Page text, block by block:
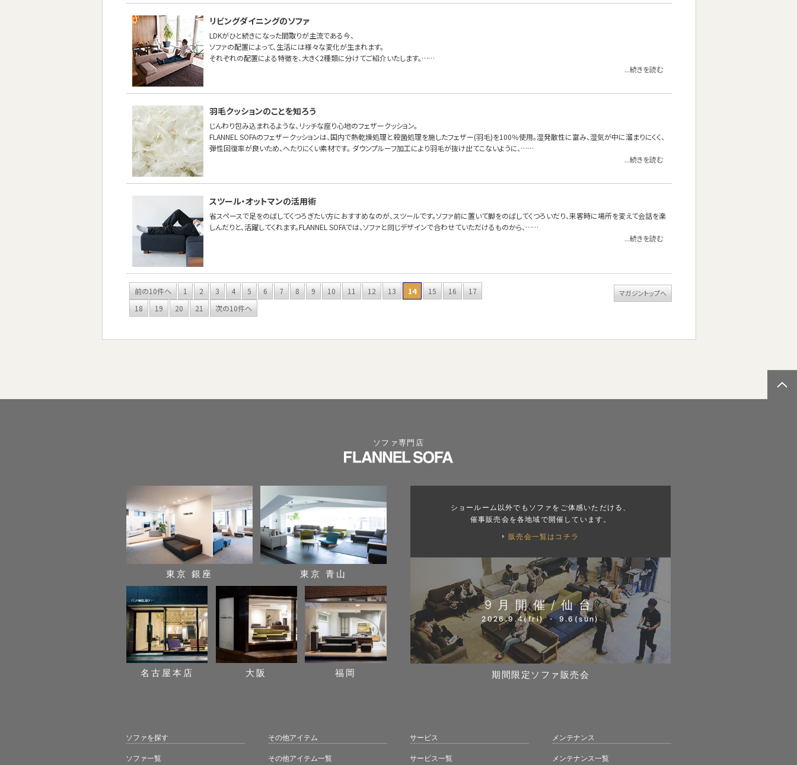
リビングダイニングのソファ
LDKがひと続きになった間取りが主流である今、
ソファの配置によって、生活には様々な変化が生まれます。
それぞれの配置による特徴を、大きく2種類に分けてご紹介いたします。……
...続きを読む
羽毛クッションのことを知ろう
じんわり包み込まれるような、リッチな座り心地のフェザークッション。
FLANNEL SOFAのフェザークッションは、国内で熱乾燥処理と殺菌処理を施したフェザー(羽毛)を100％使用。湿発散性に富み、湿気が中に溜まりにくく、
弾性回復率が良いため、へたりにくい素材です。 ダウンプルーフ加工により羽毛が抜け出てこないように、……
...続きを読む
スツール・オットマンの活用術
省スペースで足をのばしてくつろぎたい方におすすめなのが、スツールです。ソファ前に置いて脚をのばしてくつろいだり、来客時に場所を変えて会話を楽
しんだりと、活躍してくれます。FLANNEL SOFAでは、ソファと同じデザインで合わせていただけるものから、……
...続きを読む
前の10件へ 1 2 3 4 5 6 7 8 9 10 11 12 13 14 15 16
17
18
19 20 21 次の10件へ
マガジントップへ
ソファ専門店
東京 銀座 東京 青山
名古屋本店 大阪 福岡
ショールーム以外でもソファをご体感いただける、
催事販売会を各地域で開催しています。
販売会一覧はコチラ
9月開催/仙台
2026.9.4(fri) ・ 9.6(sun)
期間限定ソファ販売会
ソファを探す
ソファ一覧
その他アイテム
その他アイテム一覧
サービス
サービス一覧
メンテナンス
メンテナンス一覧